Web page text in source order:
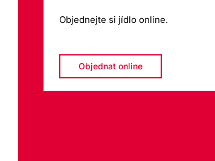
Objednejte si jídlo online.
Objednat online